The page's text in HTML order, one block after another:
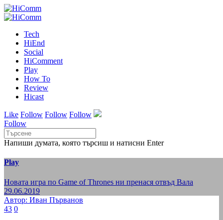
Tech
HiEnd
Social
HiComment
Play
How To
Review
Hicast
Like Follow Follow Follow
Follow
Напиши думата, която търсиш и натисни Enter
Play
Новата игра по Game of Thrones ни пренася отвъд Вала
29.06.2019
Автор: Иван Първанов
43 0